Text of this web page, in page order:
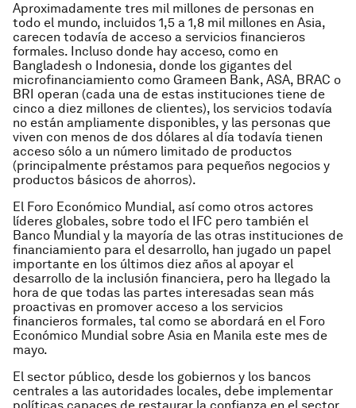
Aproximadamente tres mil millones de personas en
todo el mundo, incluidos 1,5 a 1,8 mil millones en Asia,
carecen todavía de acceso a servicios financieros
formales. Incluso donde hay acceso, como en
Bangladesh o Indonesia, donde los gigantes del
microfinanciamiento como Grameen Bank, ASA, BRAC o
BRI operan (cada una de estas instituciones tiene de
cinco a diez millones de clientes), los servicios todavía
no están ampliamente disponibles, y las personas que
viven con menos de dos dólares al día todavía tienen
acceso sólo a un número limitado de productos
(principalmente préstamos para pequeños negocios y
productos básicos de ahorros).
El Foro Económico Mundial, así como otros actores
líderes globales, sobre todo el IFC pero también el
Banco Mundial y la mayoría de las otras instituciones de
financiamiento para el desarrollo, han jugado un papel
importante en los últimos diez años al apoyar el
desarrollo de la inclusión financiera, pero ha llegado la
hora de que todas las partes interesadas sean más
proactivas en promover acceso a los servicios
financieros formales, tal como se abordará en el Foro
Económico Mundial sobre Asia en Manila este mes de
mayo.
El sector público, desde los gobiernos y los bancos
centrales a las autoridades locales, debe implementar